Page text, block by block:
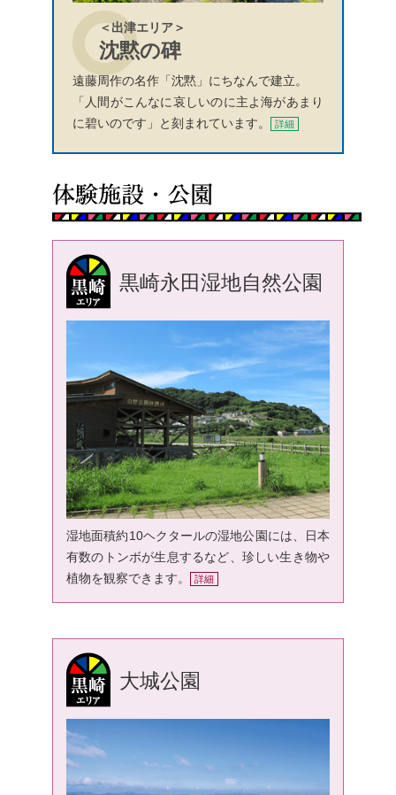
＜出津エリア＞
沈黙の碑
遠藤周作の名作「沈黙」にちなんで建立。
「人間がこんなに哀しいのに主よ海があまり
に碧いのです」と刻まれています。
詳細
黒崎永田湿地自然公園
湿地面積約10ヘクタールの湿地公園には、日本
有数のトンボが生息するなど、珍しい生き物や
植物を観察できます。
詳細
大城公園